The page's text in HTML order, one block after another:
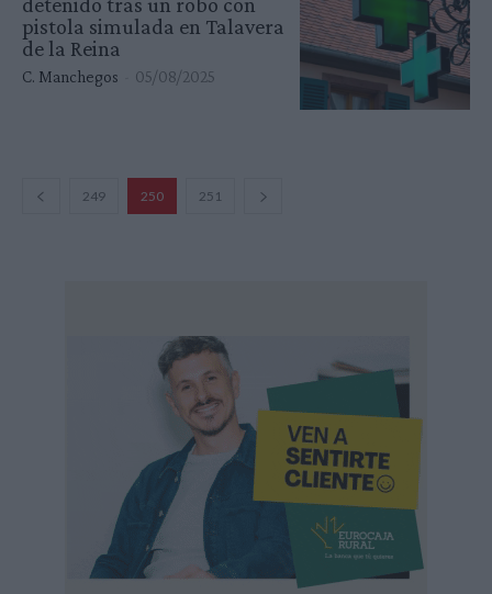
pistola simulada en Talavera
de la Reina
C. Manchegos 05/08/2025
249 250 251